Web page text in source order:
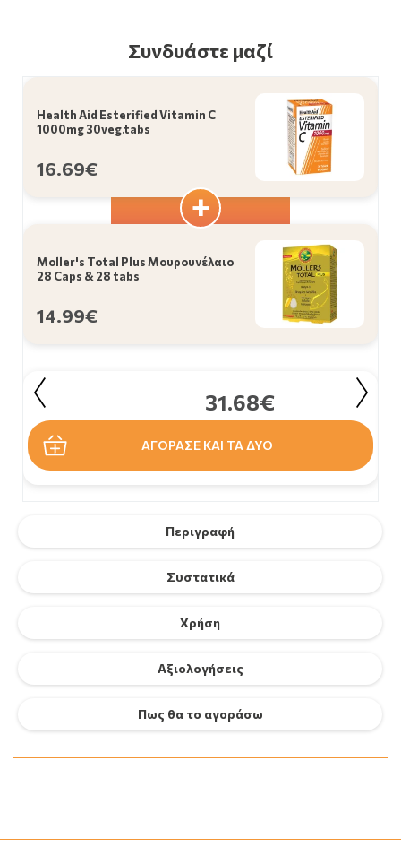
Περιγραφή
Συστατικά
Χρήση
Αξιολογήσεις
Πως θα το αγοράσω
Συνδυάστε μαζί
Health Aid Esterified Vitamin C
1000mg 30veg.tabs
16.69€
Moller's Total Plus Μουρουνέλαιο
28 Caps & 28 tabs
14.99€
31.68€
ΑΓΟΡΑΣΕ ΚΑΙ ΤΑ ΔΥΟ